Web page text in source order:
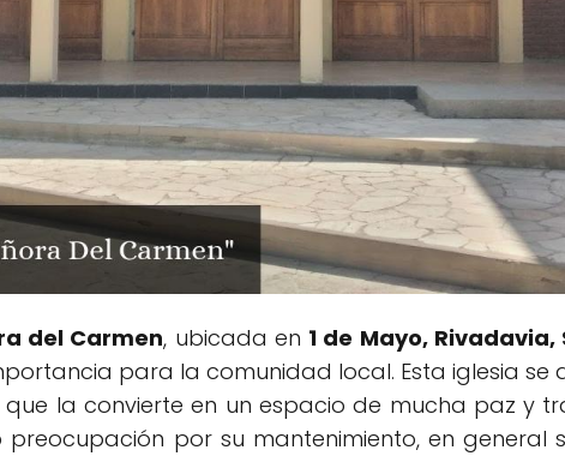
del Carmen, ubicada en 1 de Mayo,
para la comunidad local. Esta iglesia
la convierte en un espacio de mucha paz y
preocupación por su mantenimiento, en general